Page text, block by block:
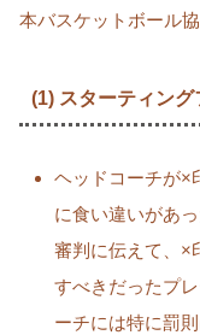
本バスケットボール
(1) スターティン
ヘッドコーチが×
に食い違いがあ
審判に伝えて、×
すべきだったプ
ーチには特に罰